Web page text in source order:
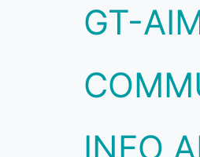
GT-
INFO